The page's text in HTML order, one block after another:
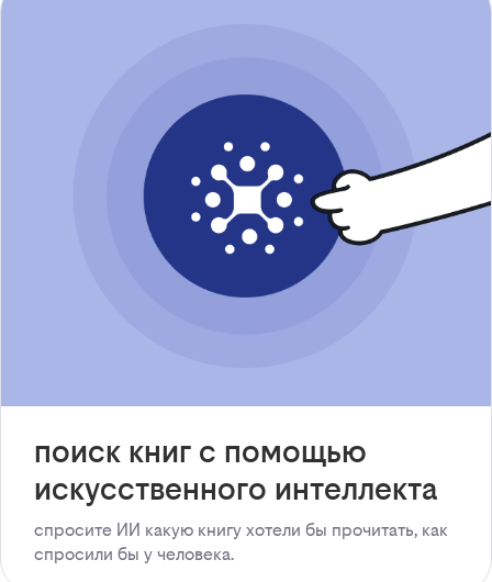
поиск книг с помощью
искусственного интеллекта
спросите ИИ какую книгу хотели бы прочитать, как
спросили бы у человека.